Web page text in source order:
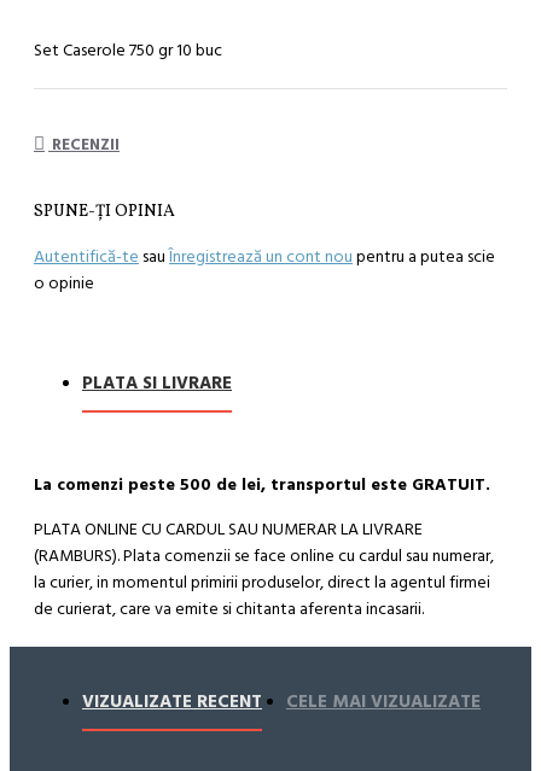
Set Caserole 750 gr 10 buc
RECENZII
SPUNE-ŢI OPINIA
Autentifică-te sauÎnregistrează un cont nou pentru a putea scie
o opinie
PLATA SI LIVRARE
La comenzi peste 500 de lei, transportul este GRATUIT.
PLATA ONLINE CU CARDUL SAU NUMERAR LA LIVRARE
(RAMBURS). Plata comenzii se face online cu cardul sau numerar,
la curier, in momentul primirii produselor, direct la agentul firmei
de curierat, care va emite si chitanta aferenta incasarii.
Cum se face livrarea produselor:
Livrarea comenzii la adresa indicata de dvs. si este asigurata de
compania de curierat, care va livreaza comanda în decursul a 24-
VIZUALIZATE RECENT CELE MAI VIZUALIZATE